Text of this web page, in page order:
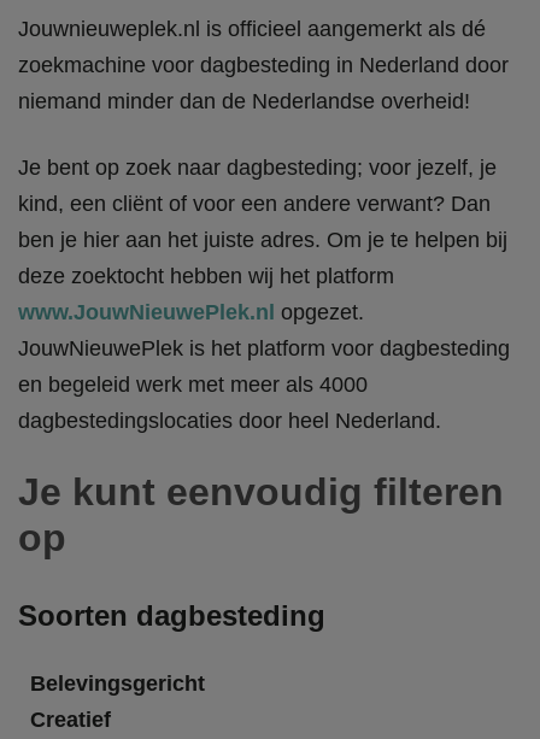
Jouwnieuweplek.nl is officieel aangemerkt als dé
zoekmachine voor dagbesteding in Nederland door
niemand minder dan de Nederlandse overheid!
Je bent op zoek naar dagbesteding; voor jezelf, je
kind, een cliënt of voor een andere verwant? Dan
ben je hier aan het juiste adres. Om je te helpen bij
deze zoektocht hebben wij het platform
www.JouwNieuwePlek.nl opgezet.
JouwNieuwePlek is het platform voor dagbesteding
en begeleid werk met meer als 4000
dagbestedingslocaties door heel Nederland.
Je kunt eenvoudig filteren
op
Soorten dagbesteding
Belevingsgericht
Creatief